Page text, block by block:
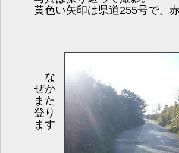
黄色い矢印は県道255号で、
な
ぜか
また
登り
ます